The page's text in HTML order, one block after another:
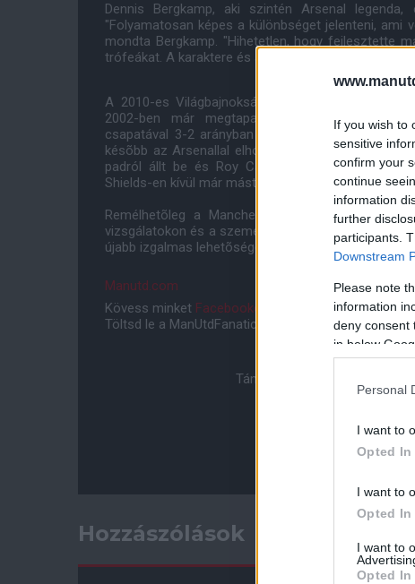
If you wish to
sensitive
confirm your
continue
information
further
participants.
Downstream
Please note
information
deny consent
in below
Personal
I want to
Opted In
I want to
Opted In
I want to
Opted In
Dennis Bergkamp, aki szintén Arsenal
"Folyamatosan képes a különbséget jelenteni,
mondta Bergkamp. "Hihetetlen, hogy fejlesztette
trófeákat. A karaktere és a játékstílusa fantasztikus."
A 2010-es Világbajnokságon a döntõben
2002-ben már megtapasztalhatta, milyen egy
csapatával 3-2 arányban gyõzték le a Borussia
késõbb az Arsenallal elhódította az FA-kupát,
padról állt be és Roy Carrollal szemben sikerrel
Shields-en kívül már mást nem sikerült nyernie az
Remélhetõleg a Manchester Uniteddel
vizsgálatokon és a személyes feltételekben is
újabb izgalmas lehetõséget a támadószekcióban.
Manutd.com
Kövess minket Facebookon Instagramonés
Töltsd le a ManUtdFanatics.hu mobil applikációt
Támogasd adományoddal a
Hozzászólások